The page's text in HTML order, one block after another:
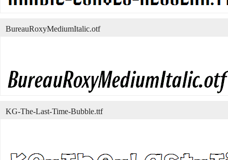
BureauRoxyMediumItalic.otf
KG-The-Last-Time-Bubble.ttf